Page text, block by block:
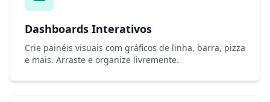
Dashboards Interativos
Crie painéis visuais com gráficos de linha, barra, pizza
e mais. Arraste e organize livremente.